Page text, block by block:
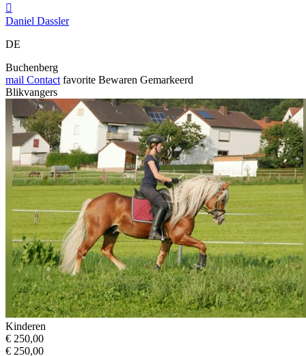

Daniel Dassler
DE
Buchenberg
mail Contact favorite Bewaren Gemarkeerd
Blikvangers
Kinderen
€ 250,00
€ 250,00